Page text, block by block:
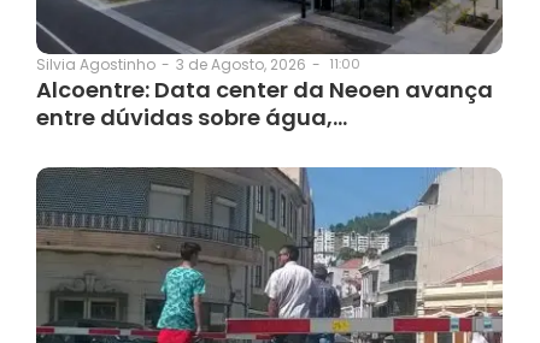
Silvia Agostinho - 3 de Agosto, 2026 - 11:00
Alcoentre: Data center da Neoen avança
entre dúvidas sobre água,…